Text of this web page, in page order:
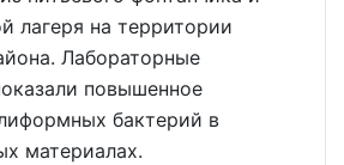
лагеря на территории
Лабораторные
повышенное
бактерий в
материалах.